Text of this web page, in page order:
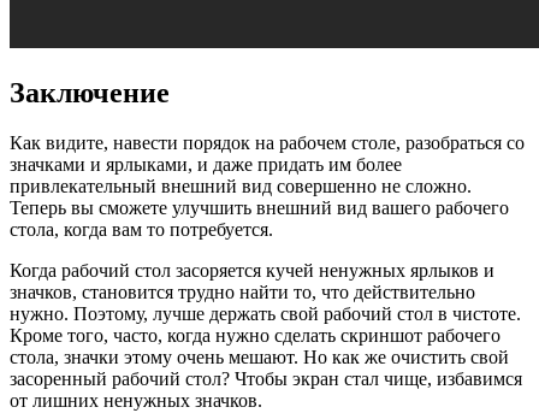
Заключение
Как видите, навести порядок на рабочем столе, разобраться со
значками и ярлыками, и даже придать им более
привлекательный внешний вид совершенно не сложно.
Теперь вы сможете улучшить внешний вид вашего рабочего
стола, когда вам то потребуется.
Когда рабочий стол засоряется кучей ненужных ярлыков и
значков, становится трудно найти то, что действительно
нужно. Поэтому, лучше держать свой рабочий стол в чистоте.
Кроме того, часто, когда нужно сделать скриншот рабочего
стола, значки этому очень мешают. Но как же очистить свой
засоренный рабочий стол? Чтобы экран стал чище, избавимся
от лишних ненужных значков.